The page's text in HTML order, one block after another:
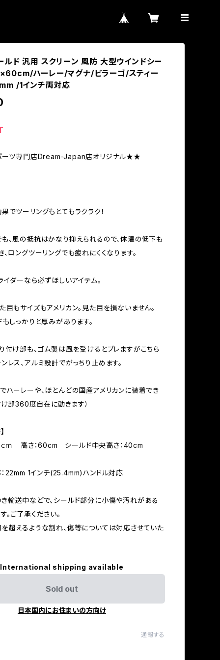
ルド 汎用 スクリーン 風防 大型ウインドシー
ハーレー/マグナ/ビラーゴ/スティー
/1インチ両対応
ツ専門店Dream-Japan店オリジナル★★
でツーリングもとてもラクラク！
、風の抵抗はかなり抑えられるので、体温の低下も
、ロングツーリングでも疲れにくくなります。
ダーなら必ずほしいアイテム。
もサイズもアメリカン。見た目を損ないません。
もしっかりと厚みがあります。
付け部も、ゴム製は風を受けるとブレますがこちら
レス、アルミ設計でがっちり止めます。
ハーレーや、ほとんどの国産アメリカンに装着でき
け部360度自在に動きます）
ｍ 高さ：60cm シールド中央高さ：40cm
22mm 1インチ(25.4mm)ハンドル対応
輸送中などで、シールド部分に小傷や汚れがある
。ご了承ください。
超えるような割れ、傷等については対応させていた
International shipping available
Sold out
日本国内にお住まいの方向け
通報する